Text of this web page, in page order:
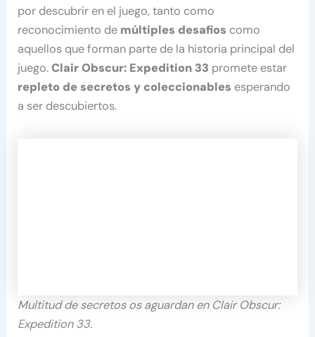
por descubrir en el juego, tanto como
reconocimiento de múltiples desafios como
aquellos que forman parte de la historia principal del
juego.Clair Obscur: Expedition 33 promete estar
repleto de secretos y coleccionables esperando
a ser descubiertos.
Multitud de secretos os aguardan en Clair Obscur:
Expedition 33.